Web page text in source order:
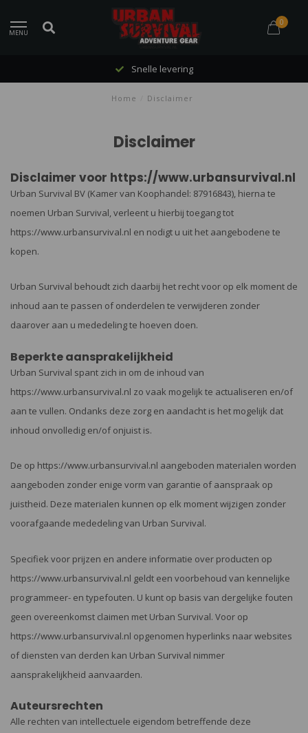
MENU
0
Snelle levering
Home Disclaimer
Disclaimer
Disclaimer voor https://www.urbansurvival.nl
Urban Survival BV (Kamer van Koophandel: 87916843), hierna te
noemen Urban Survival, verleent u hierbij toegang tot
https://www.urbansurvival.nl en nodigt u uit het aangebodene te
kopen.
Urban Survival behoudt zich daarbij het recht voor op elk moment de
inhoud aan te passen of onderdelen te verwijderen zonder
daarover aan u mededeling te hoeven doen.
Beperkte aansprakelijkheid
Urban Survival spant zich in om de inhoud van
https://www.urbansurvival.nl zo vaak mogelijk te actualiseren en/of
aan te vullen. Ondanks deze zorg en aandacht is het mogelijk dat
inhoud onvolledig en/of onjuist is.
De op https://www.urbansurvival.nl aangeboden materialen worden
aangeboden zonder enige vorm van garantie of aanspraak op
juistheid. Deze materialen kunnen op elk moment wijzigen zonder
voorafgaande mededeling van Urban Survival.
Specifiek voor prijzen en andere informatie over producten op
https://www.urbansurvival.nl geldt een voorbehoud van kennelijke
programmeer- en typefouten. U kunt op basis van dergelijke fouten
geen overeenkomst claimen met Urban Survival. Voor op
https://www.urbansurvival.nl opgenomen hyperlinks naar websites
of diensten van derden kan Urban Survival nimmer
aansprakelijkheid aanvaarden.
Auteursrechten
Alle rechten van intellectuele eigendom betreffende deze